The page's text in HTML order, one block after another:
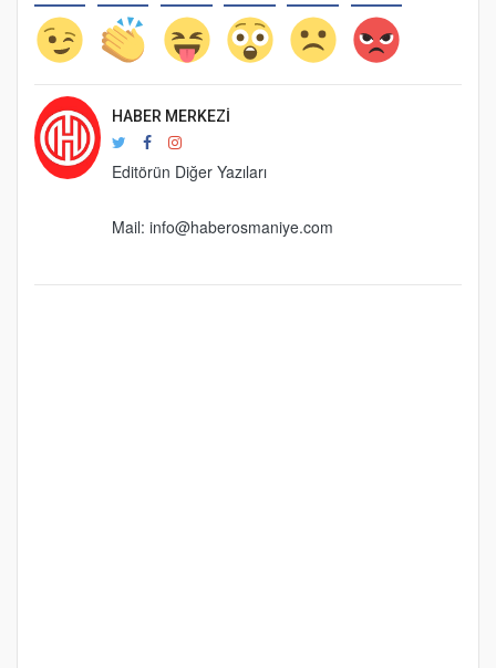
HABER MERKEZI
Editörün Diğer Yazıları
Mail: info@haberosmaniye.com